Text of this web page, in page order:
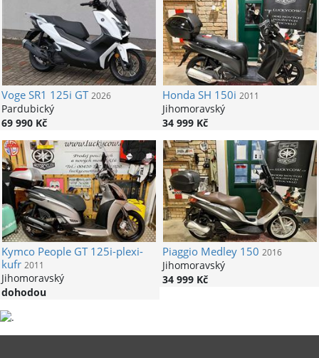
VogeSR1 125i GT 2026
Pardubický
69 990 Kč
HondaSH 150i 2011
Jihomoravský
34 999 Kč
KymcoPeople GT 125i-plexi-
kufr 2011
Jihomoravský
dohodou
PiaggioMedley 150 2016
Jihomoravský
34 999 Kč